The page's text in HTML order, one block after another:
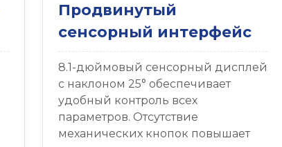
Продвинутый
сенсорный интерфейс
8.1-дюймовый сенсорный дисплей
с наклоном 25° обеспечивает
удобный контроль всех
параметров. Отсутствие
механических кнопок повышает